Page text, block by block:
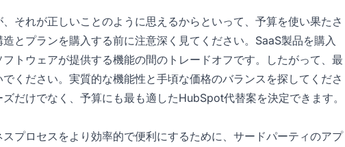
それが正しいことのように思えるからといって、予算を使い果たさ
とプランを購入する前に注意深く見てください。SaaS製品を購入
トウェアが提供する機能の間のトレードオフです。したがって、最
ください。実質的な機能性と手頃な価格のバランスを探してくださ
だけでなく、予算にも最も適したHubSpot代替案を決定できます。
プロセスをより効率的で便利にするために、サードパーティのアプ